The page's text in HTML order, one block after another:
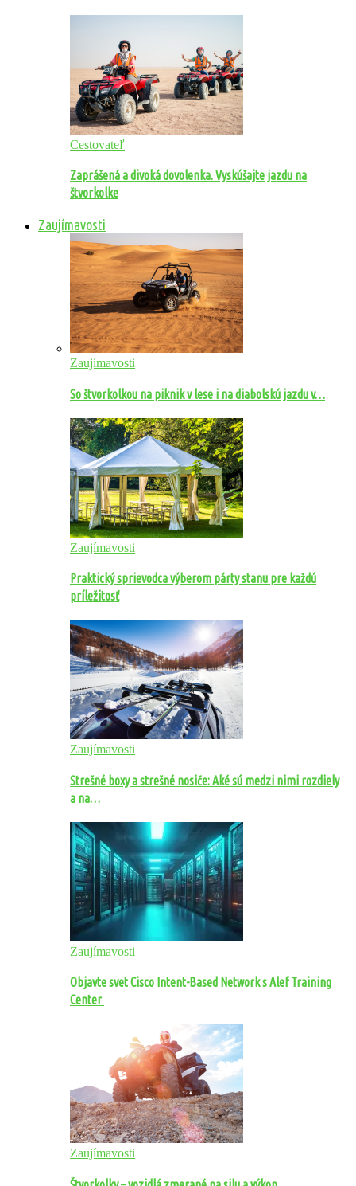
Cestovateľ
Zaprášená a divoká dovolenka. Vyskúšajte jazdu na
štvorkolke
Zaujímavosti
Zaujímavosti
So štvorkolkou na piknik v lese i na diabolskú jazdu v…
Zaujímavosti
Praktický sprievodca výberom párty stanu pre každú
príležitosť
Zaujímavosti
Strešné boxy a strešné nosiče: Aké sú medzi nimi rozdiely
a na…
Zaujímavosti
Objavte svet Cisco Intent-Based Network s Alef Training
Center
Zaujímavosti